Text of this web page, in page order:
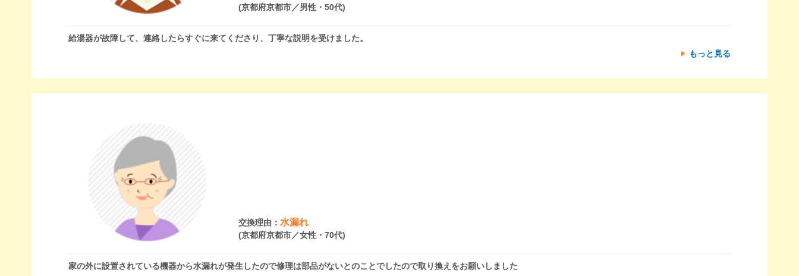
(京都府京都市／男性・50代)
給湯器が故障して、連絡したらすぐに来てくださり、丁寧な説明を受けました。
もっと見る
交換理由：水漏れ
(京都府京都市／女性・70代)
家の外に設置されている機器から水漏れが発生したので修理は部品がないとのことでしたので取り換えをお願いしました